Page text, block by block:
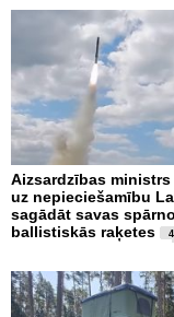
Aizsardzības ministrs
uz nepieciešamību
sagādāt savas
ballistiskās raķetes
4